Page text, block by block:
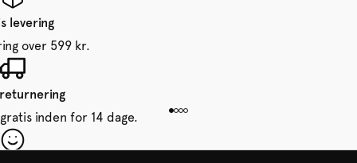
levering
over 599 kr.
inden for 14 dage.